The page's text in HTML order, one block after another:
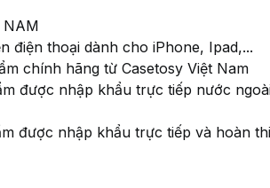
NAM
điện thoại dành cho iPhone, Ipad,...
chính hãng từ Casetosy Việt Nam
được nhập khẩu trực tiếp nước
được nhập khẩu trực tiếp và hoàn
nhiệm về hàng hoá: Casetosy Việt